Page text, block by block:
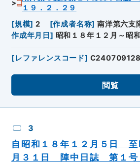
１９．２．２９
[規模] 2 [作成者名称] 南洋第六支
作成年月日 ] 昭和１８年１２月～昭
[レファレンスコード]
閲覧
3
自昭和１８年１２月５日 至
月３１日 陣中日誌 第１